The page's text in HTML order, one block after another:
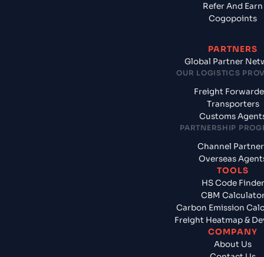
Refer And Earn
Cogopoints
PARTNERS
Global Partner
OUR LOGISTICS
Freight
Transporters
Customs
PARTNERSHIP
Channel
Overseas
TOOLS
HS Code Finder
CBM
Carbon Emission
Freight Heatmap &
COMPANY
About Us